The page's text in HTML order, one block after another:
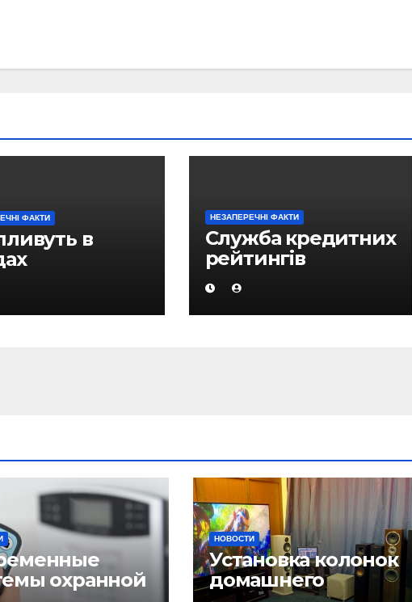
ФАКТИ
в
НЕЗАПЕРЕЧНІ ФАКТИ
Служба кредитних
рейтингів
Standard & Poors
підвищила
довгострокові
охранной
НОВОСТИ
Установка колонок
домашнего